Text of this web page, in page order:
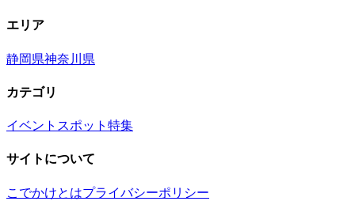
エリア
静岡県神奈川県
カテゴリ
イベント スポット 特集
サイトについて
こでかけとはプライバシーポリシー